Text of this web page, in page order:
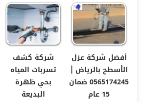
أفضل شركة عزل
الأسطح بالرياض ‏|
0565174245 ضمان
15 عام
شركة كشف
تسربات المياه
بحي ظهرة
البديعة